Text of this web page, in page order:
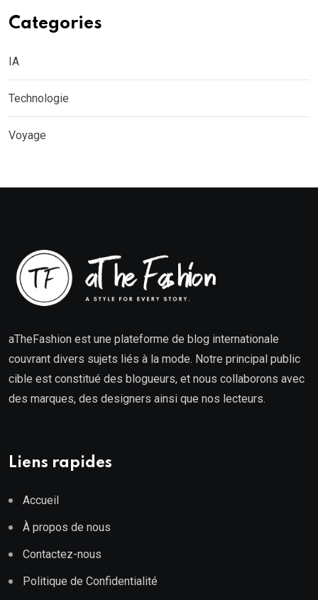
Categories
IA
Technologie
Voyage
aTheFashion est une plateforme de blog internationale
couvrant divers sujets liés à la mode. Notre principal public
cible est constitué des blogueurs, et nous collaborons avec
des marques, des designers ainsi que nos lecteurs.
Liens rapides
Accueil
À propos de nous
Contactez-nous
Politique de Confidentialité